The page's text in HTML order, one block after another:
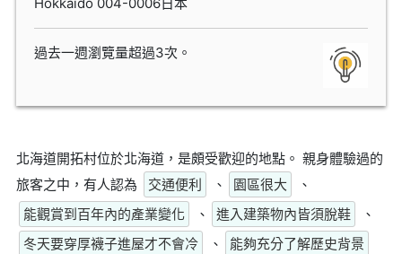
過去一週瀏覽量超過3次。
北海道開拓村位於北海道，是頗受歡迎的地點。 親身體驗過的
旅客之中，有人認為
交通便利 、 園區很大
、
能觀賞到百年內的產業變化
、 進入建築物內皆須脫鞋
、
冬天要穿厚襪子進屋才不會冷
、
能夠充分了解歷史背景